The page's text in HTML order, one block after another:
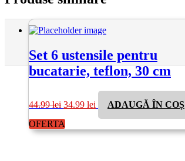
Set 6 ustensile pentru
bucatarie, teflon, 30 cm
44.99lei inițial
fost:
34.99 lei
Prețul
curent
este:
ADAUGĂ ÎN COȘ
OFERTA